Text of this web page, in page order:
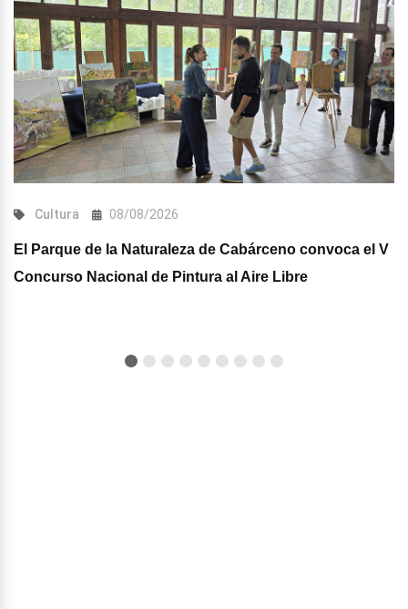
Cultura 08/08/2026
El Parque de la Naturaleza de Cabárceno convoca el V
Concurso Nacional de Pintura al Aire Libre